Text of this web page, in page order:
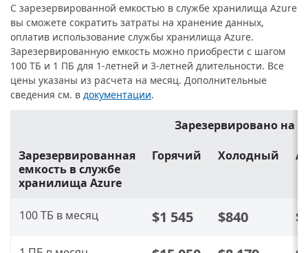
С зарезервированной емкостью в службе хранилища Azure
вы сможете сократить затраты на хранение данных,
оплатив использование службы хранилища Azure.
Зарезервированную емкость можно приобрести с шагом
100 ТБ и 1 ПБ для 1-летней и 3-летней длительности. Все
цены указаны из расчета на месяц. Дополнительные
сведения см. в документации.
Зарезервировано на 1
Зарезервированная
емкость в службе
хранилища Azure
Горячий Холодный
100 ТБ в месяц $1 545 $840